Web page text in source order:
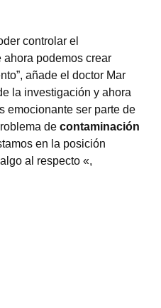
controlar el
podemos crear
añade el doctor Mar
la investigación y ahora
emocionante ser parte de
de contaminación
en la posición
al respecto «,